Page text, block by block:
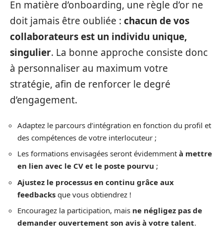
En matière d’onboarding, une règle d’or ne
doit jamais être oubliée : chacun de vos
collaborateurs est un individu unique,
singulier. La bonne approche consiste donc
à personnaliser au maximum votre
stratégie, afin de renforcer le degré
d’engagement.
Adaptez le parcours d’intégration en fonction du profil et
des compétences de votre interlocuteur ;
Les formations envisagées seront évidemment à mettre
en lien avec le CV et le poste pourvu ;
Ajustez le processus en continu grâce aux
feedbacks que vous obtiendrez !
Encouragez la participation, mais ne négligez pas de
demander ouvertement son avis à votre talent.